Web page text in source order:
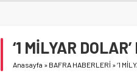
‘1 MİLYAR
Anasayfa » BAFRA HABERLERİ »‘1